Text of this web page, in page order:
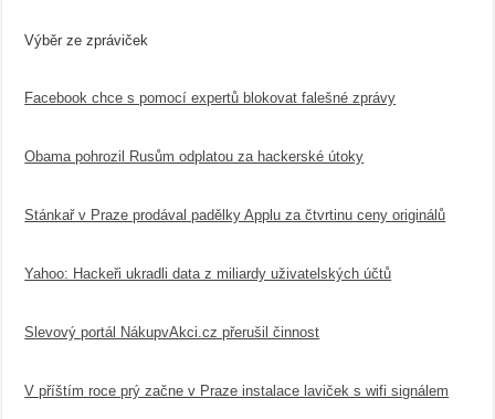
Výběr ze zpráviček
Facebook chce s pomocí expertů blokovat falešné zprávy
Obama pohrozil Rusům odplatou za hackerské útoky
Stánkař v Praze prodával padělky Applu za čtvrtinu ceny originálů
Yahoo: Hackeři ukradli data z miliardy uživatelských účtů
Slevový portál NákupvAkci.cz přerušil činnost
V příštím roce prý začne v Praze instalace laviček s wifi signálem